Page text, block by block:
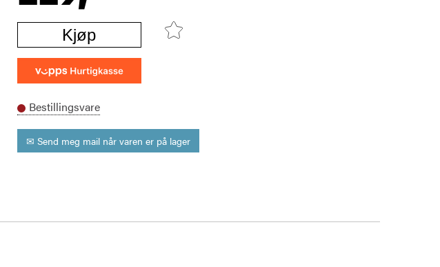
Kjøp
Bestillingsvare
✉ Send meg mail når varen er på lager